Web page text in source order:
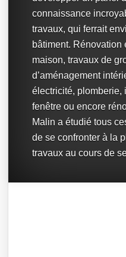
connaissance
travaux, qui ferrait
bâtiment. Rénovation
maison, travaux de
d’aménagement
électricité, plomberie,
fenêtre ou encore
Malin a étudié tous
de se confronter à la
travaux au cours de